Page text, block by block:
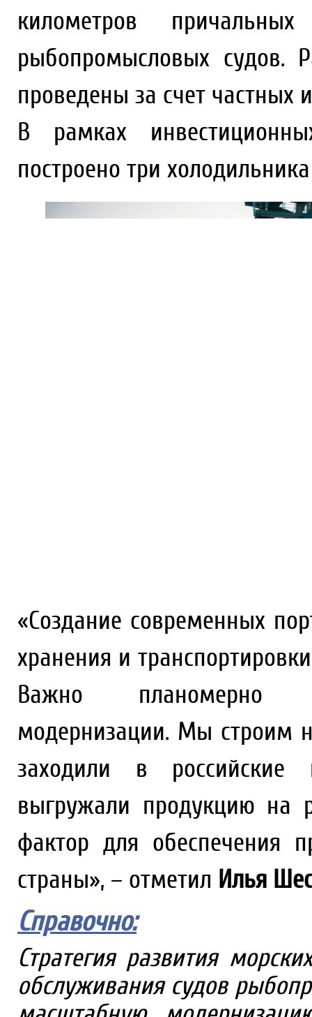
километров
рыбопромысловых судов.
проведены за счет частных
В рамках
построено три
«Создание современных
хранения и
Важно планомерно
модернизации. Мы строим
заходили в
выгружали продукцию на
фактор для обеспечения
страны», – отметил Илья
Справочно:
Стратегия развития
обслуживания судов